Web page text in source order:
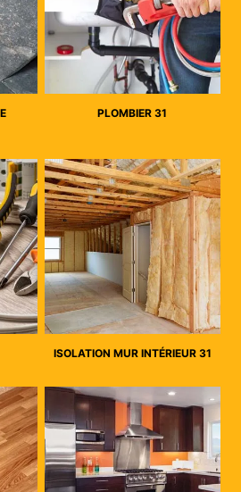
PLOMBIER 31
ISOLATION MUR INTÉRIEUR 31